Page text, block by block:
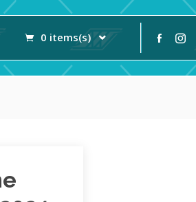
0 items(s)